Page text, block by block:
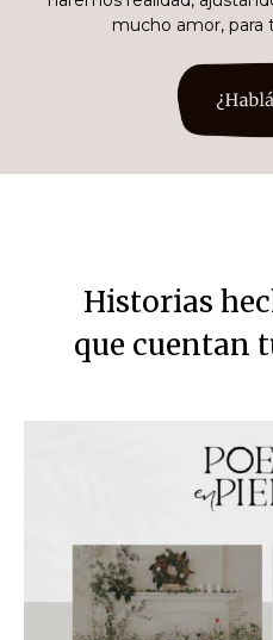
mucho amor, para
Historias
que cuentan